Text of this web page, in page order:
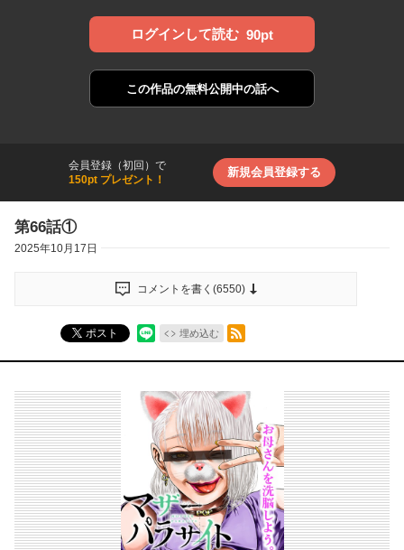
ログインして読む 90pt
この作品の無料公開中の話へ
会員登録（初回）で
150pt プレゼント！
新規会員登録する
第66話①
2025年10月17日
コメントを書く(6550)
ポスト 埋め込む
RSSフィード